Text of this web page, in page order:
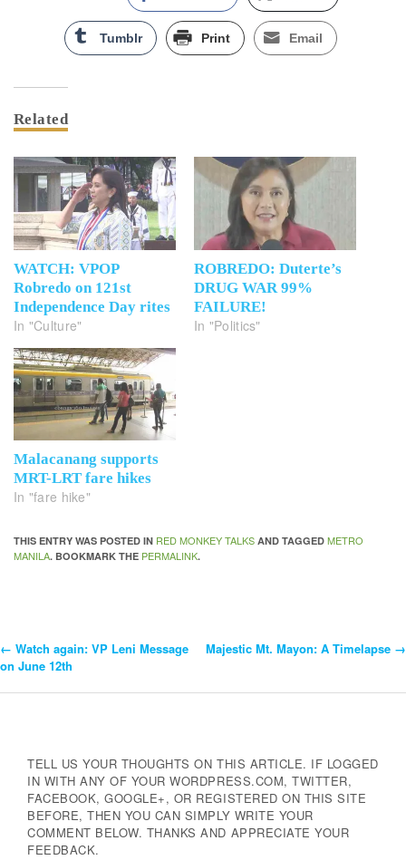
Tumblr Print Email
Related
WATCH: VPOP
Robredo on 121st
Independence Day rites
In "Culture"
ROBREDO: Duterte’s
DRUG WAR 99%
FAILURE!
In "Politics"
Malacanang supports
MRT-LRT fare hikes
In "fare hike"
THIS ENTRY WAS POSTED IN RED MONKEY TALKS AND TAGGED METRO
MANILA. BOOKMARK THE PERMALINK.
Post
← Watch again: VP Leni Message
on June 12th
Majestic Mt. Mayon: A Timelapse →
TELL US YOUR THOUGHTS ON THIS ARTICLE. IF LOGGED
IN WITH ANY OF YOUR WORDPRESS.COM, TWITTER,
FACEBOOK, GOOGLE+, OR REGISTERED ON THIS SITE
BEFORE, THEN YOU CAN SIMPLY WRITE YOUR
COMMENT BELOW. THANKS AND APPRECIATE YOUR
FEEDBACK.